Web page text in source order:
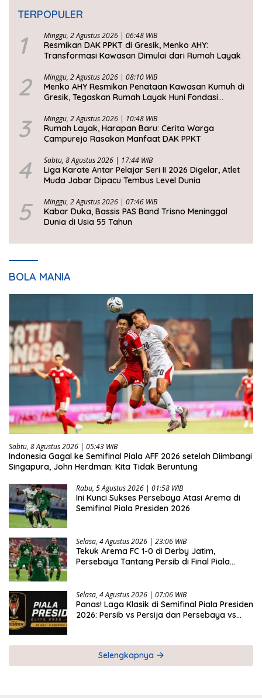
TERPOPULER
1 Minggu, 2 Agustus 2026 | 06:48 WIB
Resmikan DAK PPKT di Gresik, Menko AHY:
Transformasi Kawasan Dimulai dari Rumah Layak
2 Minggu, 2 Agustus 2026 | 08:10 WIB
Menko AHY Resmikan Penataan Kawasan Kumuh di
Gresik, Tegaskan Rumah Layak Huni Fondasi
3 Minggu, 2 Agustus 2026 | 10:48 WIB
Rumah Layak, Harapan Baru: Cerita Warga
Campurejo Rasakan Manfaat DAK PPKT
4 Sabtu, 8 Agustus 2026 | 17:44 WIB
Liga Karate Antar Pelajar Seri II 2026 Digelar, Atlet
Muda Jabar Dipacu Tembus Level Dunia
5 Minggu, 2 Agustus 2026 | 07:46 WIB
Kabar Duka, Bassis PAS Band Trisno Meninggal
Dunia di Usia 55 Tahun
BOLA MANIA
Sabtu, 8 Agustus 2026 | 05:43 WIB
Indonesia Gagal ke Semifinal Piala AFF 2026 setelah Diimbangi
Singapura, John Herdman: Kita Tidak Beruntung
Rabu, 5 Agustus 2026 | 01:58 WIB
Ini Kunci Sukses Persebaya Atasi Arema di
Semifinal Piala Presiden 2026
Selasa, 4 Agustus 2026 | 23:06 WIB
Tekuk Arema FC 1-0 di Derby Jatim,
Persebaya Tantang Persib di Final Piala
Selasa, 4 Agustus 2026 | 07:06 WIB
Panas! Laga Klasik di Semifinal Piala Presiden
2026: Persib vs Persija dan Persebaya vs
Selengkapnya